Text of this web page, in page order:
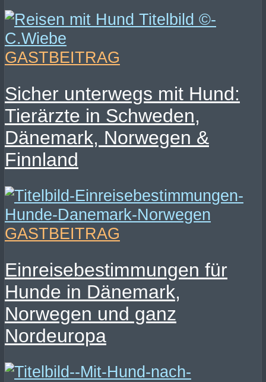
GASTBEITRAG
Sicher unterwegs mit Hund:
Tierärzte in Schweden,
Dänemark, Norwegen &
Finnland
GASTBEITRAG
Einreisebestimmungen für
Hunde in Dänemark,
Norwegen und ganz
Nordeuropa